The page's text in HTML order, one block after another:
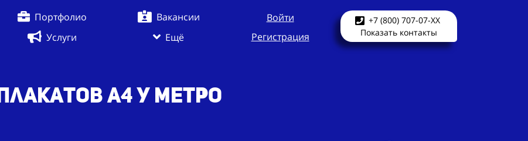
Портфолио
Вакансии
Услуги
Ещё
Войти
Регистрация
+7 (800) 707-07-XX
Показать контакты
А4 у метро